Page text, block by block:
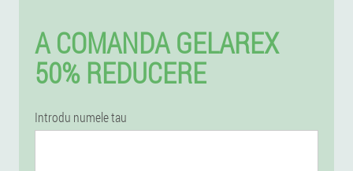
A COMANDA GELAREX
50% REDUCERE
Introdu numele tau